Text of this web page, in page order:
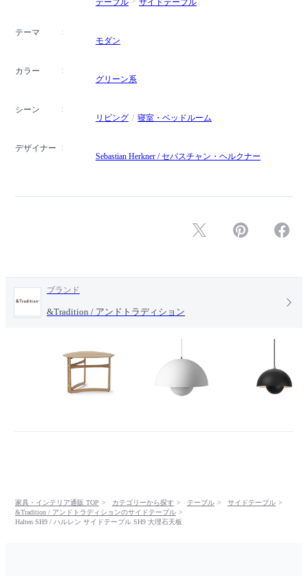
テーブル
サイドテーブル
テーマ
モダン
カラー
グリーン系
シーン
リビング
寝室・ベッドルーム
デザイナー
Sebastian Herkner / セバスチャン・ヘルクナー
ブランド
&Tradition / アンドトラディション
家具・インテリア通販 TOP カテゴリーから探す テーブル
サイドテーブル
&Tradition / アンドトラディションのサイドテーブル
Halten SH9 / ハルレン サイドテーブル SH9 大理石天板